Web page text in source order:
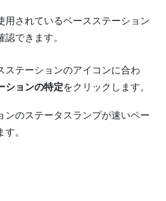
用されているベースステーション
できます。
ステーションのアイコンに合わ
ションの特定をクリックします。
ンのステータスランプが速いペー
。